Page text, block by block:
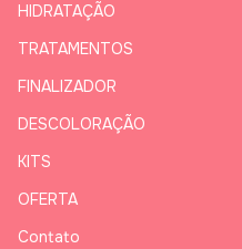
HIDRATAÇÃO
TRATAMENTOS
FINALIZADOR
DESCOLORAÇÃO
KITS
OFERTA
Contato